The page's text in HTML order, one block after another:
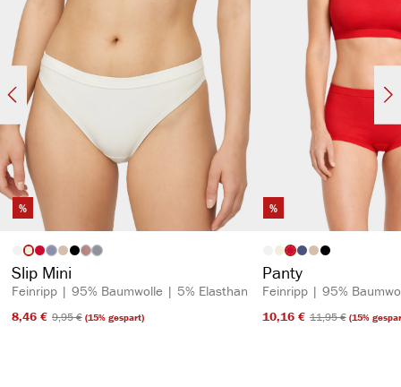
%
Artikelfarbeauswählen
(Diese Option ist zurzeit nicht verfügbar.)
(Diese Option ist zurzeit nicht verfügbar.)
(Diese Option ist zurzeit nicht verfügbar.)
Slip Mini
Feinripp | 95% Baumwolle | 5% Elasthan
8,46 €​ 9,95 €​(15% gespart)
%
Artikelfarbe
Panty
Feinripp | 95%
10,16 €​ 11,95 €​(15%